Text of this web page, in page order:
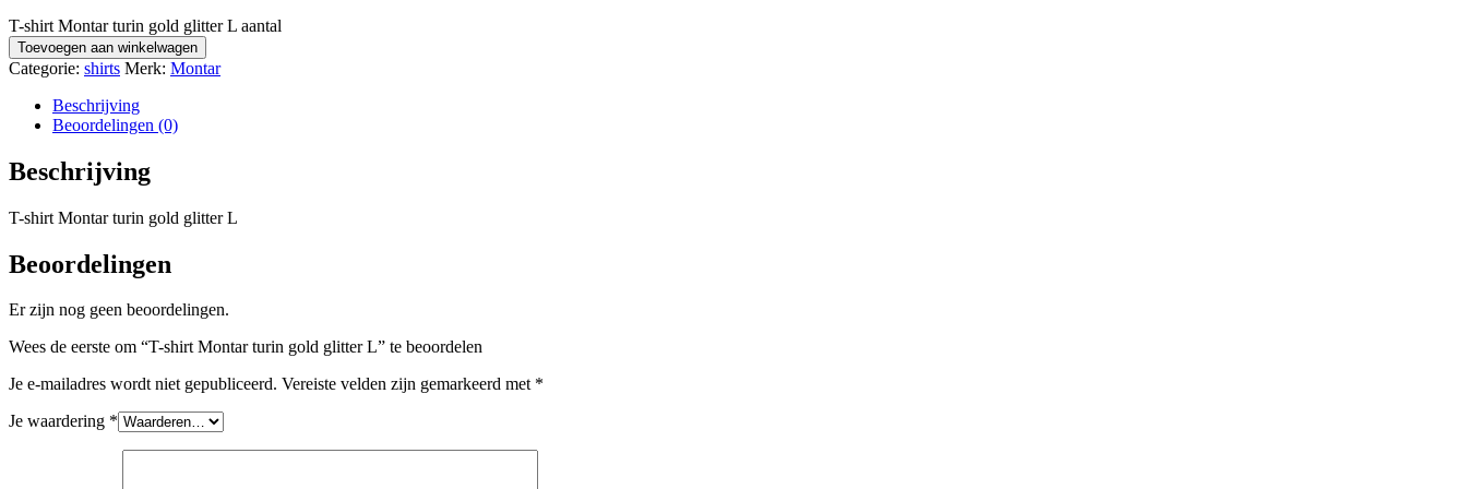
T-shirt Montar turin gold glitter L aantal
Toevoegen aan winkelwagen
Categorie: shirts Merk: Montar
Beschrijving
Beoordelingen (0)
Beschrijving
T-shirt Montar turin gold glitter L
Beoordelingen
Er zijn nog geen beoordelingen.
Wees de eerste om “T-shirt Montar turin gold glitter L” te beoordelen
Je e-mailadres wordt niet gepubliceerd. Vereiste velden zijn gemarkeerd met *
Je waardering *